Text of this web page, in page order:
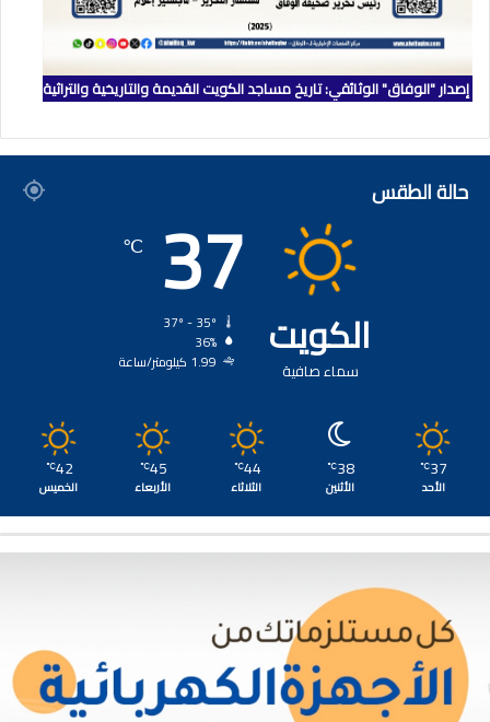
إصدار "الوفاق" الوثائقي: تاريخ مساجد الكويت القديمة والتاريخية والتراثية
حالة الطقس
الكويت
سماء صافية
37
℃
36%
1.99 كيلومتر/ساعة
37
℃
الأحد
38
℃
الأثنين
44
℃
الثلاثاء
45
℃
الأربعاء
42
℃
الخميس